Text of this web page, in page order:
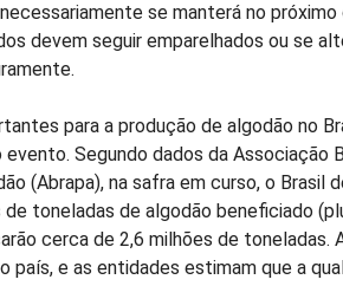
se manterá no próximo
devem seguir emparelhados ou se
para a produção de algodão no
evento. Segundo dados da Associação
(Abrapa), na safra em curso, o Brasil
toneladas de algodão beneficiado
cerca de 2,6 milhões de toneladas.
país, e as entidades estimam que a